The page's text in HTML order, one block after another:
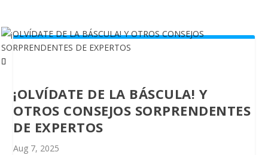
¡OLVÍDATE DE LA BÁSCULA! Y
OTROS CONSEJOS SORPRENDENTES
DE EXPERTOS
Aug 7, 2025